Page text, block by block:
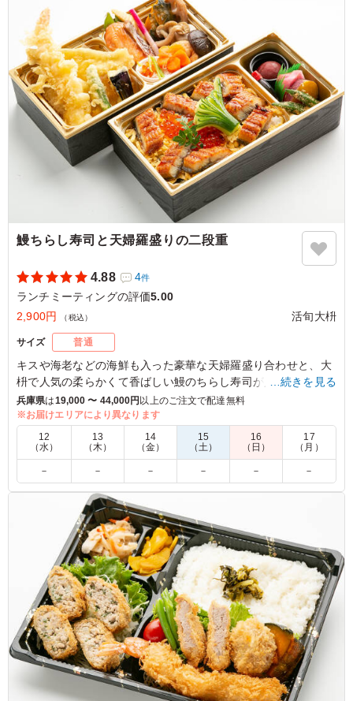
すき焼きの味がしっかりとついていました。全体的にバラ
ンスよくとても美味しかった。
ご利用シーン：会議・セミナー› ランチミーティング
大阪府大阪市北区中之島2026/07/10
鰻ちらし寿司と天婦羅盛りの二段重
4.88 4件
ランチミーティングの評価5.00
2,900円
（税込） 活旬大枡
サイズ 普通
キスや海老などの海鮮も入った豪華な天婦羅盛り合わせと、大
枡で人気の柔らかくて香ばしい鰻のちらし寿司が入った幕の内
弁当です。
自慢の旬菜の煮物・和惣菜と一緒にお召し上がり下さい。
5.0
ウナギと天ぷらの両方が食べられるとても贅沢なお弁当で
した。天ぷらは冷めると味が落ちることがありますが、と
ても美味しかったです。参加者全員が非常に満足してくれ
たので、また次もぜひ利用したいと思います。
ご利用シーン：会議・セミナー›ランチミーティング
兵庫県尼崎市西向島町2025/11/25
…続きを見る
兵庫県は19,000 〜 44,000円 以上のご注文で配達無料
※お届けエリアにより異なります
12
（水）
13
（木）
14
（金）
15
（土）
16
（日）
17
（月）
－ － － － － －